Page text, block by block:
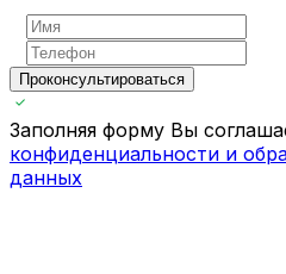
Проконсультироваться
Заполняя форму Вы
конфиденциальности и
данных